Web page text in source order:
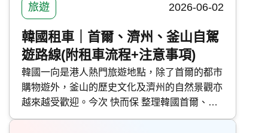
旅遊 2026-06-02
韓國租車｜首爾、濟州、釜山自駕
遊路線(附租車流程+注意事項)
韓國一向是港人熱門旅遊地點，除了首爾的都市
購物遊外，釜山的歷史文化及濟州的自然景觀亦
越來越受歡迎。今次 快而保 整理韓國首爾、濟
州及釜山自駕遊路線，並分享韓國租車流程及注